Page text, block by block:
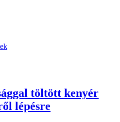
töltött kenyér
lépésre